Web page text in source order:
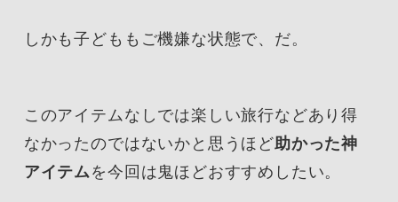
しかも子どももご機嫌な状態で、だ。
このアイテムなしでは楽しい旅行などあり得
なかったのではないかと思うほど助かった神
アイテム を今回は鬼ほどおすすめしたい。